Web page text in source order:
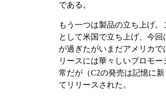
である。
もう一つは製品の立ち上げ
として米国で立ち上げ、今
が過ぎたがいまだアメリカ
リースには華々しいプロモ
常だが（C2の発売は記憶に
てリリースされた。